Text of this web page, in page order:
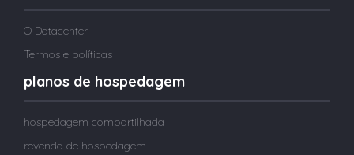
O Datacenter
Termos e políticas
planos de hospedagem
hospedagem compartilhada
revenda de hospedagem